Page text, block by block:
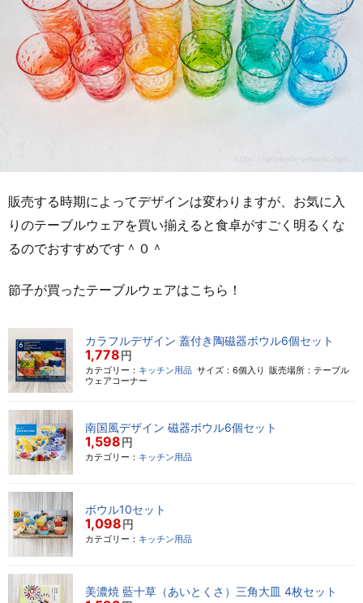
販売する時期によってデザインは変わりますが、お気に入
りのテーブルウェアを買い揃えると食卓がすごく明るくな
るのでおすすめです＾０＾
節子が買ったテーブルウェアはこちら！
カラフルデザイン 蓋付き陶磁器ボウル6個セット
1,778円
カテゴリー： キッチン用品 サイズ：6個入り 販売場所：テーブル
ウェアコーナー
南国風デザイン 磁器ボウル6個セット
1,598円
カテゴリー： キッチン用品
ボウル10セット
1,098円
カテゴリー： キッチン用品
美濃焼 藍十草（あいとくさ）三角大皿 4枚セット